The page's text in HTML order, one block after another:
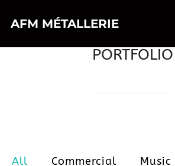
auAFM MÉTALLERIE
PORTFOLIO
All Commercial Music